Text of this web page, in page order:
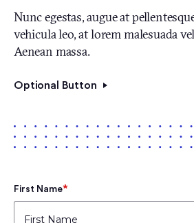
Nunc egestas, augue at
vehicula leo, at lorem malesuada
Aenean massa.
Optional Button
First Name*